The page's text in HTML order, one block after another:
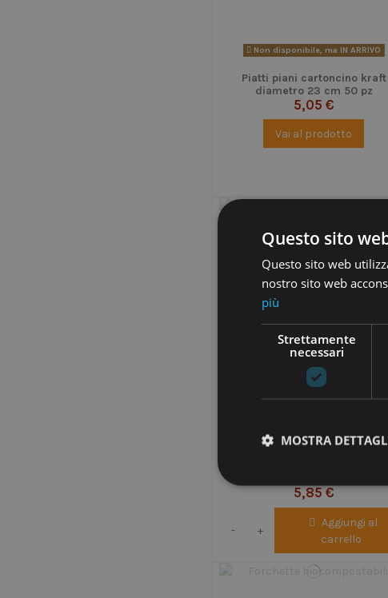
Non disponibile, ma IN ARRIVO
Piatti piani cartoncino kraft
diametro 23 cm 50 pz
5,05 €
Vai al prodotto
5,85 €
- +
Aggiungi al
carrello
Questo sito
Questo sito web
nostro sito web
più
Strettamente
necessari
MOSTRA